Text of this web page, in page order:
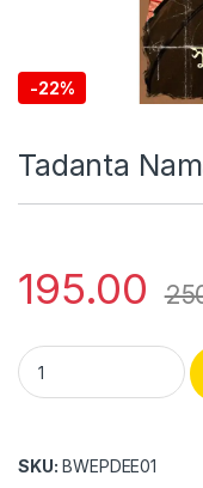
-22%
Tadanta
195.00
Tadanta Nama
SKU: BWEPDEE01